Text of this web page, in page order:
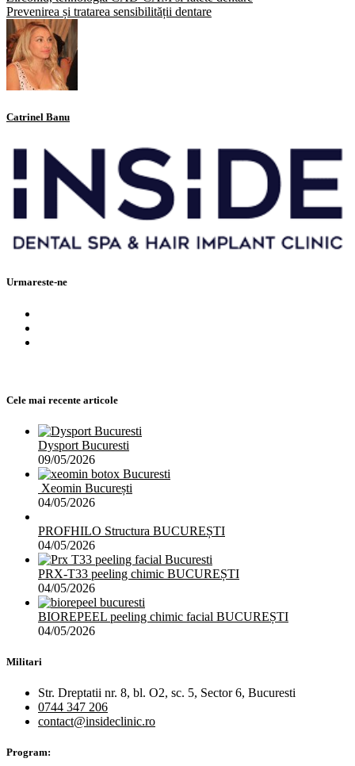
Prevenirea și tratarea sensibilității dentare
Catrinel Banu
Urmareste-ne
Cele mai recente articole
Dysport Bucuresti
09/05/2026
Xeomin București
04/05/2026
PROFHILO Structura BUCUREȘTI
04/05/2026
PRX-T33 peeling chimic BUCUREȘTI
04/05/2026
BIOREPEEL peeling chimic facial BUCUREȘTI
04/05/2026
Militari
Str. Dreptatii nr. 8, bl. O2, sc. 5, Sector 6, Bucuresti
0744 347 206
contact@insideclinic.ro
Program: